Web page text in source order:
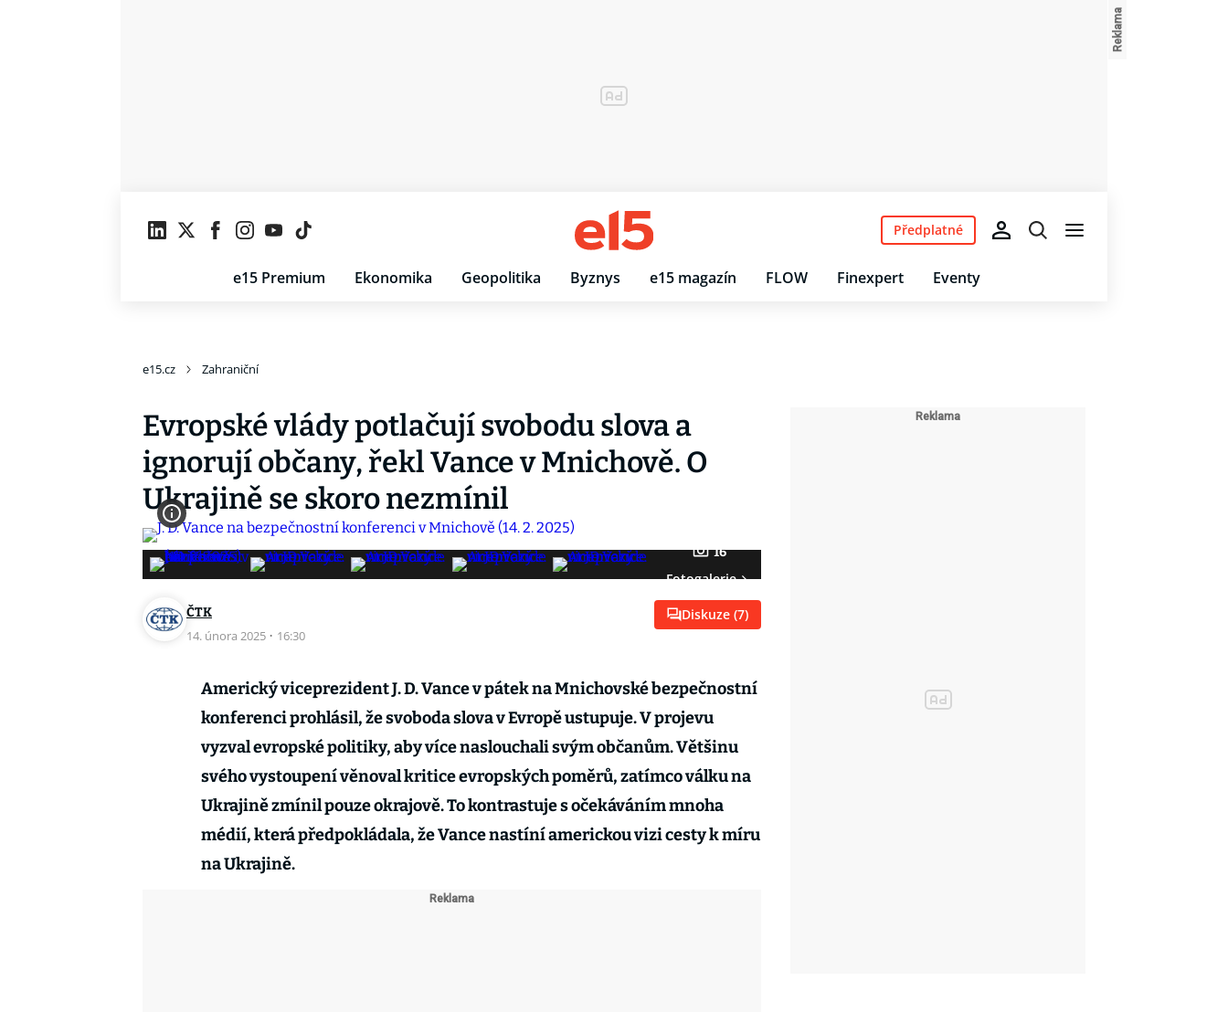
e15 Premium Ekonomika Geopolitika Byznys e15 magazín FLOW Finexpert Eventy
Předplatné
e15.cz Zahraniční
Evropské vlády potlačují svobodu slova a
ignorují občany, řekl Vance v Mnichově. O
Ukrajině se skoro nezmínil
16
Fotogalerie
ČTK
14. února 2025 · 16:30
Diskuze (7)
Americký viceprezident J. D. Vance v pátek na Mnichovské bezpečnostní
konferenci prohlásil, že svoboda slova v Evropě ustupuje. V projevu
vyzval evropské politiky, aby více naslouchali svým občanům. Většinu
svého vystoupení věnoval kritice evropských poměrů, zatímco válku na
Ukrajině zmínil pouze okrajově. To kontrastuje s očekáváním mnoha
médií, která předpokládala, že Vance nastíní americkou vizi cesty k míru
na Ukrajině.